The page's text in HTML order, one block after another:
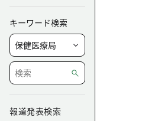
キーワード検索
報道発表検索